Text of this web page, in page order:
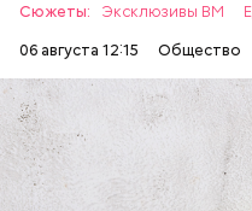
Сюжеты: Эксклюзивы ВМ
06 августа 12:15
Общество
Ингредиенты: